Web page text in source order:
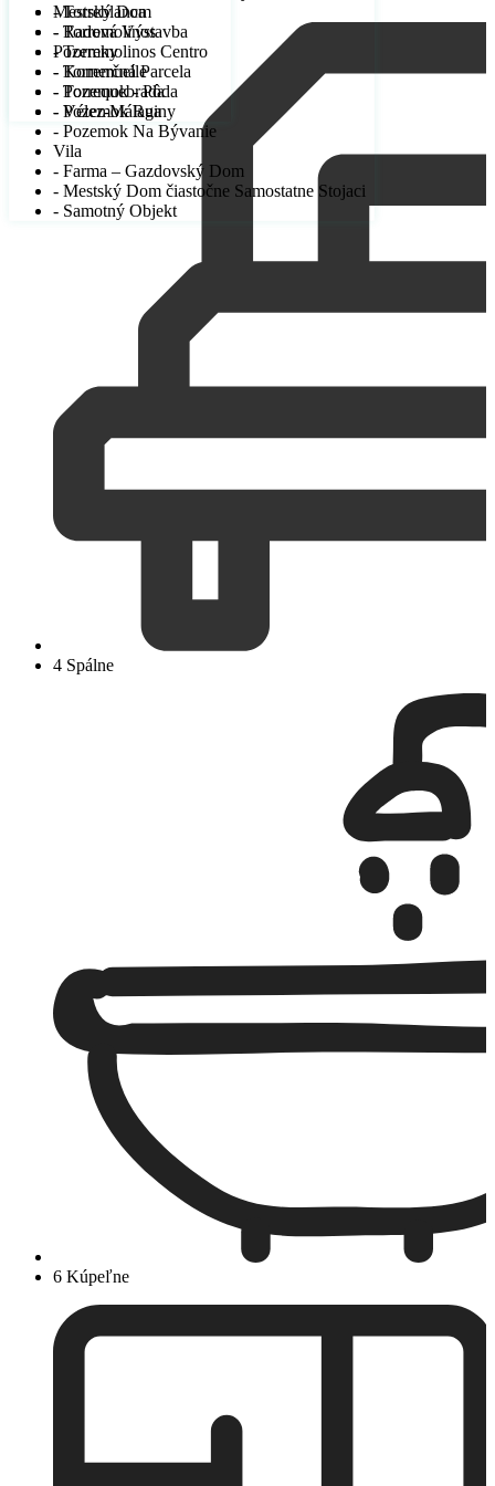
Mestský Dom
- Radová Výstavba
Pozemky
- Komerčná Parcela
- Pozemok - Pôda
- Pozemok Ruiny
- Pozemok Na Bývanie
Vila
- Farma – Gazdovský Dom
- Mestský Dom čiastočne Samostatne Stojaci
- Samotný Objekt
- Torreblanca
- Torremolinos
- Torremolinos Centro
- Torremuelle
- Torrequebrada
- Vélez-Málaga
4 Spálne
6 Kúpeľne